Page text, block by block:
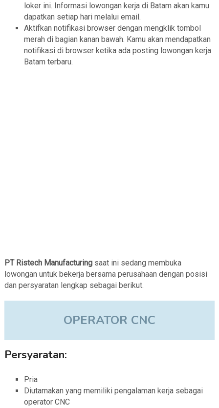
loker ini. Informasi lowongan kerja di Batam akan kamu
dapatkan setiap hari melalui email.
Aktifkan notifikasi browser dengan mengklik tombol
merah di bagian kanan bawah. Kamu akan mendapatkan
notifikasi di browser ketika ada posting lowongan kerja
Batam terbaru.
PT Ristech Manufacturing saat ini sedang membuka
lowongan untuk bekerja bersama perusahaan dengan posisi
dan persyaratan lengkap sebagai berikut.
OPERATOR CNC
Persyaratan:
Pria
Diutamakan yang memiliki pengalaman kerja sebagai
operator CNC